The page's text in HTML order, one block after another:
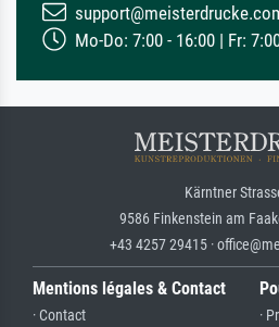
Mo-Do: 7:00 - 16:00 | Fr:
Kärntner
9586 Finkenstein am
+43 4257 29415 ·
Mentions légales & Contact
· Contact
·